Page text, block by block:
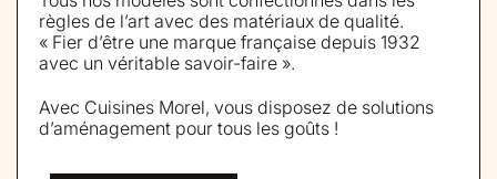
règles de l’art avec des matériaux de qualité.
« Fier d’être une marque française depuis 1932
avec un véritable savoir-faire ».
Avec Cuisines Morel, vous disposez de solutions
d’aménagement pour tous les goûts !